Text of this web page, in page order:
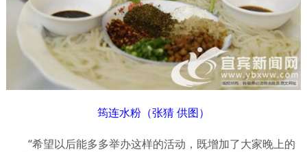
筠连水粉（张猜 供图）
“希望以后能多多举办这样的活动，既增加了大家晚上的